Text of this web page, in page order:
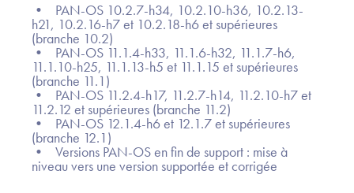
• PAN-OS 10.2.7-h34, 10.2.10-h36, 10.2.13-
h21, 10.2.16-h7 et 10.2.18-h6 et supérieures
(branche 10.2)
• PAN-OS 11.1.4-h33, 11.1.6-h32, 11.1.7-h6,
11.1.10-h25, 11.1.13-h5 et 11.1.15 et supérieures
(branche 11.1)
• PAN-OS 11.2.4-h17, 11.2.7-h14, 11.2.10-h7 et
11.2.12 et supérieures (branche 11.2)
• PAN-OS 12.1.4-h6 et 12.1.7 et supérieures
(branche 12.1)
• Versions PAN-OS en fin de support : mise à
niveau vers une version supportée et corrigée